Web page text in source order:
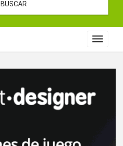
BUSCAR
Toggle